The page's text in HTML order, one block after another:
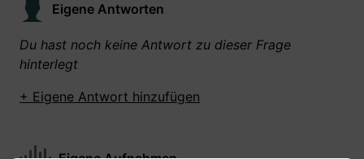
Eigene Antworten
Du hast noch keine Antwort zu dieser Frage
hinterlegt
+ Eigene Antwort hinzufügen